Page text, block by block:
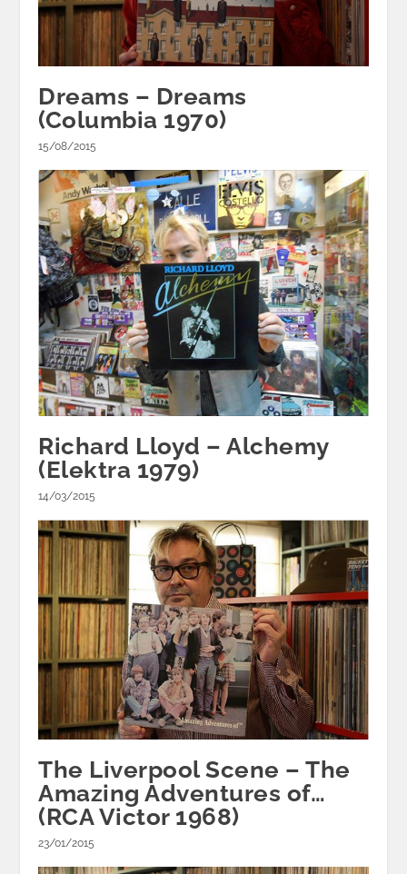
Dreams – Dreams
(Columbia 1970)
15/08/2015
Richard Lloyd – Alchemy
(Elektra 1979)
14/03/2015
The Liverpool Scene – The
Amazing Adventures of…
(RCA Victor 1968)
23/01/2015